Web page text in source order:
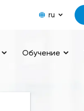
ru
Обучение